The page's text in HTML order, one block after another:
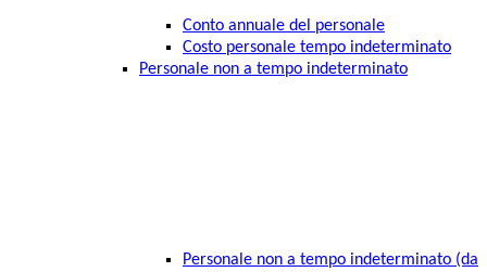
Conto annuale del personale
Costo personale tempo indeterminato
Personale non a tempo indeterminato
Personale non a tempo indeterminato (da